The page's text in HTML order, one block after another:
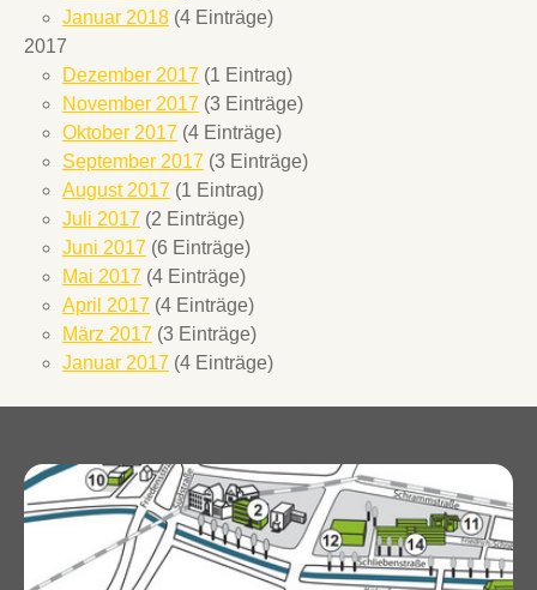
Januar 2018 (4 Einträge)
2017
Dezember 2017 (1 Eintrag)
November 2017 (3 Einträge)
Oktober 2017 (4 Einträge)
September 2017 (3 Einträge)
August 2017 (1 Eintrag)
Juli 2017 (2 Einträge)
Juni 2017 (6 Einträge)
Mai 2017 (4 Einträge)
April 2017 (4 Einträge)
März 2017 (3 Einträge)
Januar 2017 (4 Einträge)